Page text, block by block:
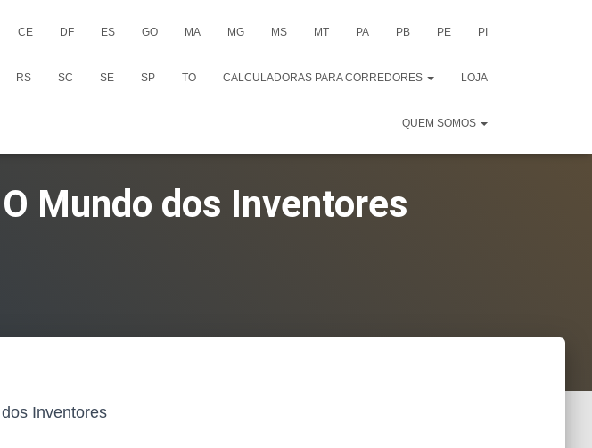
CE DF ES GO MA MG MS MT PA PB PE PI
RS SC SE SP TO CALCULADORAS PARA CORREDORES LOJA
QUEM SOMOS
Mundo dos Inventores
Inventores